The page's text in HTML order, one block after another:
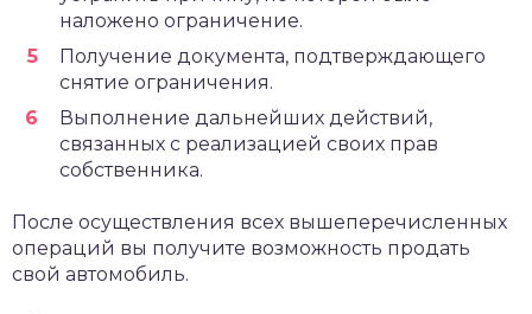
наложено ограничение.
Получение документа, подтверждающего
снятие ограничения.
Выполнение дальнейших действий,
связанных с реализацией своих прав
собственника.
После осуществления всех вышеперечисленных
операций вы получите возможность продать
свой автомобиль.